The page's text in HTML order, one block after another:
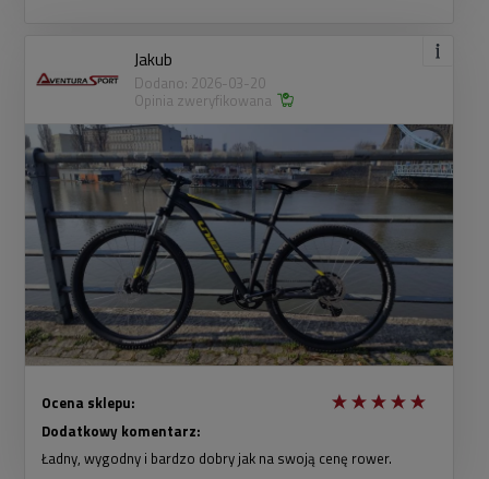
Jakub
Dodano: 2026-03-20
Opinia zweryfikowana
Ocena sklepu:
Dodatkowy komentarz:
Ładny, wygodny i bardzo dobry jak na swoją cenę rower.